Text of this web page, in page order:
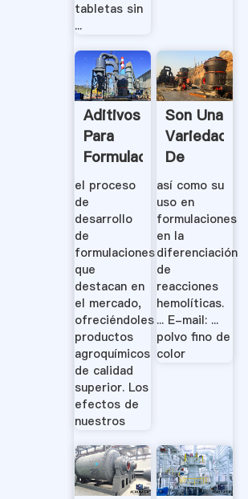
tabletas sin
...
Aditivos
Para
Formulaciones
Con
Plaguicidas
- Break
.
el proceso
de
desarrollo
de
formulaciones
que
destacan en
el mercado,
ofreciéndoles
productos
agroquímicos
de calidad
superior. Los
efectos de
nuestros
Son Una
Variedad
De
Proteínicos
.
así como su
uso en
formulaciones
en la
diferenciación
de
reacciones
hemolíticas.
... E-mail: ...
polvo fino de
color